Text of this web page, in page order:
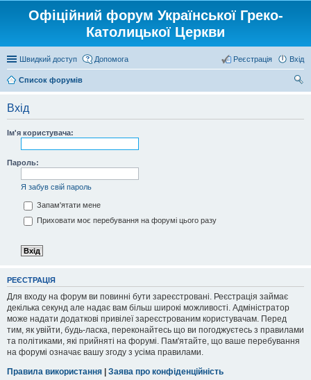
Офіційний форум Української Греко-
Католицької Церкви
Швидкий доступ Допомога Вхід
Реєстрація
Список форумів
Вхід
Ім'я користувача:
Пароль:
Я забув свій пароль
Запам'ятати мене
Приховати моє перебування на форумі цього разу
РЕЄСТРАЦІЯ
Для входу на форум ви повинні бути зареєстровані. Реєстрація займає
декілька секунд але надає вам більш широкі можливості. Адміністратор
може надати додаткові привілеї зареєстрованим користувачам. Перед
тим, як увійти, будь-ласка, переконайтесь що ви погоджуєтесь з правилами
та політиками, які прийняті на форумі. Пам'ятайте, що ваше перебування
на форумі означає вашу згоду з усіма правилами.
Правила використання | Заява про конфіденційність